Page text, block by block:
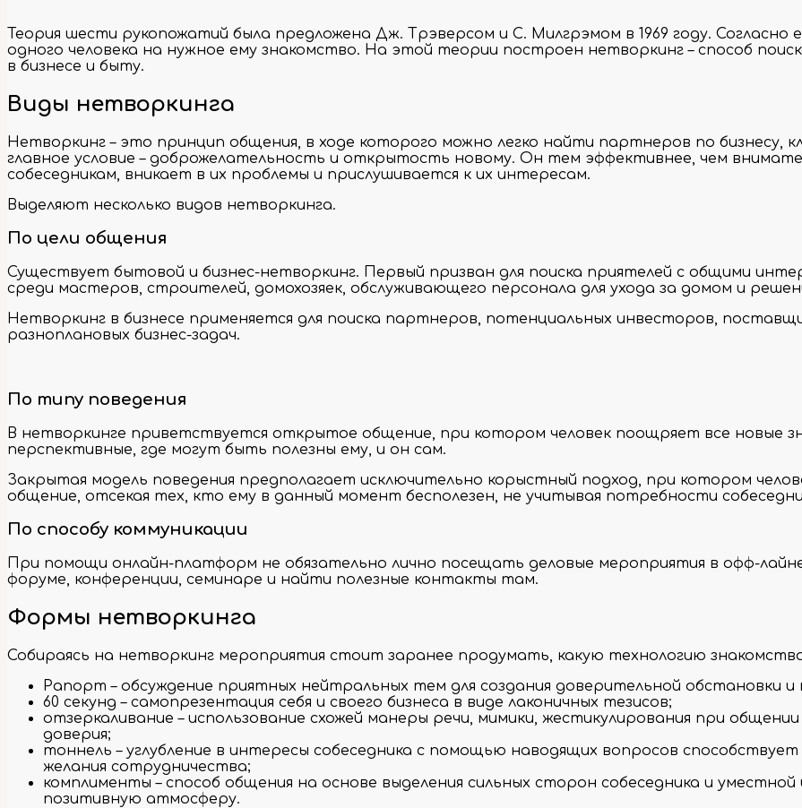
Теория шести рукопожатий была предложена Дж. Трэверсом и С. Милгрэмом в 1969 году. Согласно
одного человека на нужное ему знакомство. На этой теории построен нетворкинг – способ
в бизнесе и быту.
Виды нетворкинга
Нетворкинг – это принцип общения, в ходе которого можно легко найти партнеров по бизнесу,
главное условие – доброжелательность и открытость новому. Он тем эффективнее, чем
собеседникам, вникает в их проблемы и прислушивается к их интересам.
Выделяют несколько видов нетворкинга.
По цели общения
Существует бытовой и бизнес-нетворкинг. Первый призван для поиска приятелей с общими
среди мастеров, строителей, домохозяек, обслуживающего персонала для ухода за домом и
Нетворкинг в бизнесе применяется для поиска партнеров, потенциальных инвесторов,
разноплановых бизнес-задач.
По типу поведения
В нетворкинге приветствуется открытое общение, при котором человек поощряет все новые
перспективные, где могут быть полезны ему, и он сам.
Закрытая модель поведения предполагает исключительно корыстный подход, при котором
общение, отсекая тех, кто ему в данный момент бесполезен, не учитывая потребности
По способу коммуникации
При помощи онлайн-платформ не обязательно лично посещать деловые мероприятия в офф-
форуме, конференции, семинаре и найти полезные контакты там.
Формы нетворкинга
Собираясь на нетворкинг мероприятия стоит заранее продумать, какую технологию
Рапорт – обсуждение приятных нейтральных тем для создания доверительной обстановки и
60 секунд – самопрезентация себя и своего бизнеса в виде лаконичных тезисов;
отзеркаливание – использование схожей манеры речи, мимики, жестикулирования при общении
доверия;
тоннель – углубление в интересы собеседника с помощью наводящих вопросов
желания сотрудничества;
комплименты – способ общения на основе выделения сильных сторон собеседника и
позитивную атмосферу.